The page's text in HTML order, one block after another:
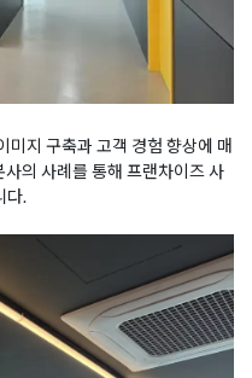
지 구축과 고객 경험 향상에 매
의 사례를 통해 프랜차이즈 사
다.